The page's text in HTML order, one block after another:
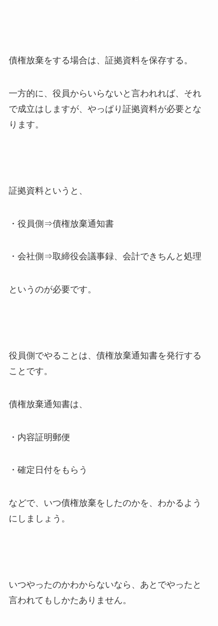
債権放棄をする場合は、証拠資料を保存する。
一方的に、役員からいらないと言われれば、それ
で成立はしますが、やっぱり証拠資料が必要とな
ります。
証拠資料というと、
・役員側⇒債権放棄通知書
・会社側⇒取締役会議事録、会計できちんと処理
というのが必要です。
役員側でやることは、債権放棄通知書を発行する
ことです。
債権放棄通知書は、
・内容証明郵便
・確定日付をもらう
などで、いつ債権放棄をしたのかを、わかるよう
にしましょう。
いつやったのかわからないなら、あとでやったと
言われてもしかたありません。